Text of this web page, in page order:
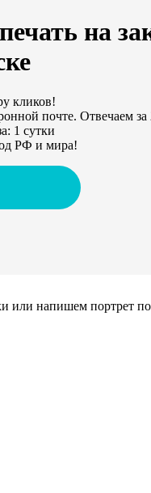
на
кликов!
почте. Отвечаем за
1 сутки
РФ и мира!
или напишем портрет по